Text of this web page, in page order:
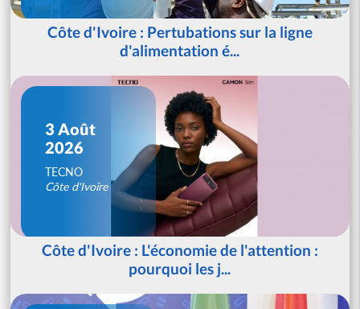
Côte d'Ivoire : Pertubations sur la ligne
d'alimentation é...
3 Août
2026
TECNO
Côte d'Ivoire
Côte d'Ivoire : L'économie de l'attention :
pourquoi les j...